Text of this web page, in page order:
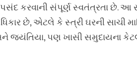
કરવાની સંપૂર્ણ સ્વતંત્રતા છે. આ
છે, એટલે કે સ્ત્રી ઘરની સાચી
પણ ખાસી સમુદાયના